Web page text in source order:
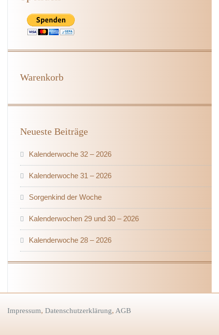
Warenkorb
Neueste Beiträge
Kalenderwoche 32 – 2026
Kalenderwoche 31 – 2026
Sorgenkind der Woche
Kalenderwochen 29 und 30 – 2026
Kalenderwoche 28 – 2026
Impressum, Datenschutzerklärung, AGB